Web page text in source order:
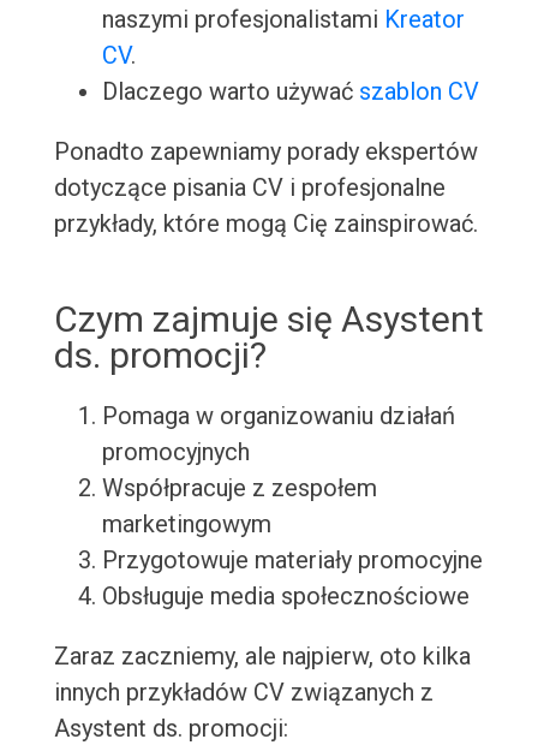
naszymi profesjonalistami Kreator
CV.
Dlaczego warto używać szablon CV
Ponadto zapewniamy porady ekspertów
dotyczące pisania CV i profesjonalne
przykłady, które mogą Cię zainspirować.
Czym zajmuje się Asystent
ds. promocji?
Pomaga w organizowaniu działań
promocyjnych
Współpracuje z zespołem
marketingowym
Przygotowuje materiały promocyjne
Obsługuje media społecznościowe
Zaraz zaczniemy, ale najpierw, oto kilka
innych przykładów CV związanych z
Asystent ds. promocji: